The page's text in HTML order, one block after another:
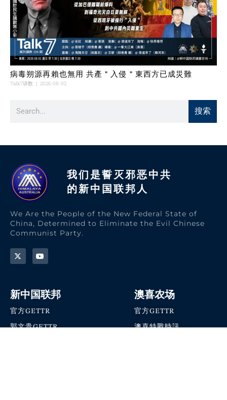
病毒朔源再賴也無用 共產＂入侵＂東西方已成災難
Talk7讲数 2026-08-02
搜索
我们是誓灭邪恶中共
的新中国联邦人​
We Are the People of the New Federal State of
China, Determined to Eliminate the Evil Chinese
Communist Party.
新中国联邦
官方GETTR
郭文贵GETTR
澳喜农场
官方GETTR
澳喜特戰時訊